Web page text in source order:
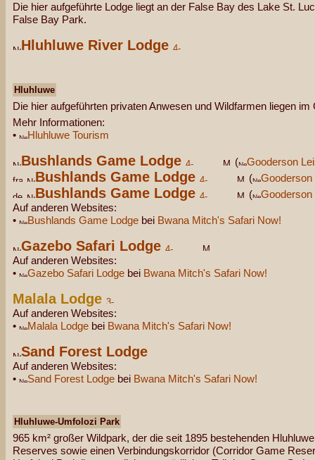
Die hier aufgeführte Lodge liegt an der False Bay des Lake St.
False Bay Park.
Hluhluwe River Lodge
Hluhluwe
Die hier aufgeführten privaten Anwesen und Wildfarmen liegen im
Mehr Informationen:
•
Hluhluwe Tourism
Bushlands Game Lodge ( Gooderson
Bushlands Game Lodge ( Gooderson
Bushlands Game Lodge (
Gooderson
Auf anderen Websites:
•
Bushlands Game Lodge bei Bwana Mitch's Safari Now!
Gazebo Safari Lodge
Auf anderen Websites:
•
Gazebo Safari Lodge bei Bwana Mitch's Safari Now!
Malala Lodge
Auf anderen Websites:
•
Malala Lodge bei Bwana Mitch's Safari Now!
Sand Forest Lodge
Auf anderen Websites:
•
Sand Forest Lodge bei Bwana Mitch's Safari Now!
Hluhluwe-Umfolozi Park
965 km² großer Wildpark, der die seit 1895 bestehenden
Reserves sowie einen Verbindungskorridor (Corridor Game